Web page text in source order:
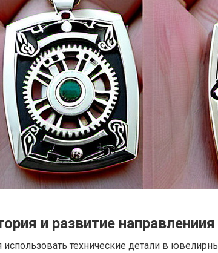
и развитие направлениия
использовать технические детали в